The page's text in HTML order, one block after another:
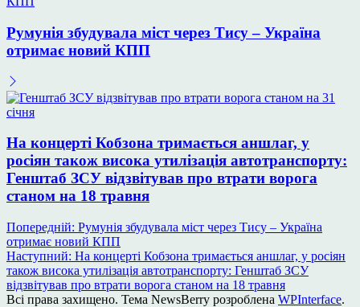
Румунія збудувала міст через Тису – Україна
отримає новий КПП
На концерті Кобзона тримається аншлаг, у
росіян також висока утилізація автотранспорту:
Генштаб ЗСУ відзвітував про втрати ворога
станом на 18 травня
Навігація
записів
Попередній: Румунія збудувала міст через Тису – Україна
отримає новий КПП
Наступний: На концерті Кобзона тримається аншлаг, у росіян
також висока утилізація автотранспорту: Генштаб ЗСУ
відзвітував про втрати ворога станом на 18 травня
Всі права захищено. Тема NewsBerry розроблена WPInterface.